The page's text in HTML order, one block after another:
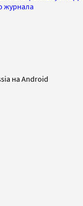
журнала
на Android